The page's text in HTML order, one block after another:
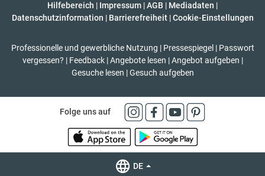
Hilfebereich | Impressum |AGB | Mediadaten |
Datenschutzinformation | Barrierefreiheit | Cookie-Einstellungen
Professionelle und gewerbliche Nutzung | Pressespiegel | Passwort
vergessen? | Feedback | Angebote lesen | Angebot aufgeben |
Gesuche lesen | Gesuch aufgeben
Folge uns auf
DE